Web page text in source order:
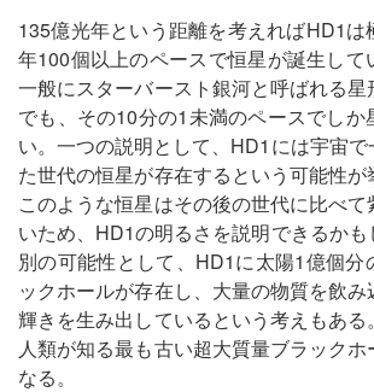
135億光年という距離を考えればHD1は
年100個以上のペースで恒星が誕生して
一般にスターバースト銀河と呼ばれる
でも、その10分の1未満のペースでしか
い。一つの説明として、HD1には宇宙
た世代の恒星が存在するという可能性が
このような恒星はその後の世代に比べ
いため、HD1の明るさを説明できるかも
別の可能性として、HD1に太陽1億個分
ックホールが存在し、大量の物質を飲
輝きを生み出しているという考えもある
人類が知る最も古い超大質量ブラック
なる。